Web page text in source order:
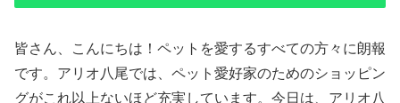
皆さん、こんにちは！ペットを愛するすべての方々に朗報
です。アリオ八尾では、ペット愛好家のためのショッピン
グがこれ以上ないほど充実しています。今日は、アリオ八